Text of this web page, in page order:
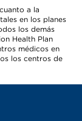
a la
en los planes
los demás
Health Plan
médicos en
los centros de